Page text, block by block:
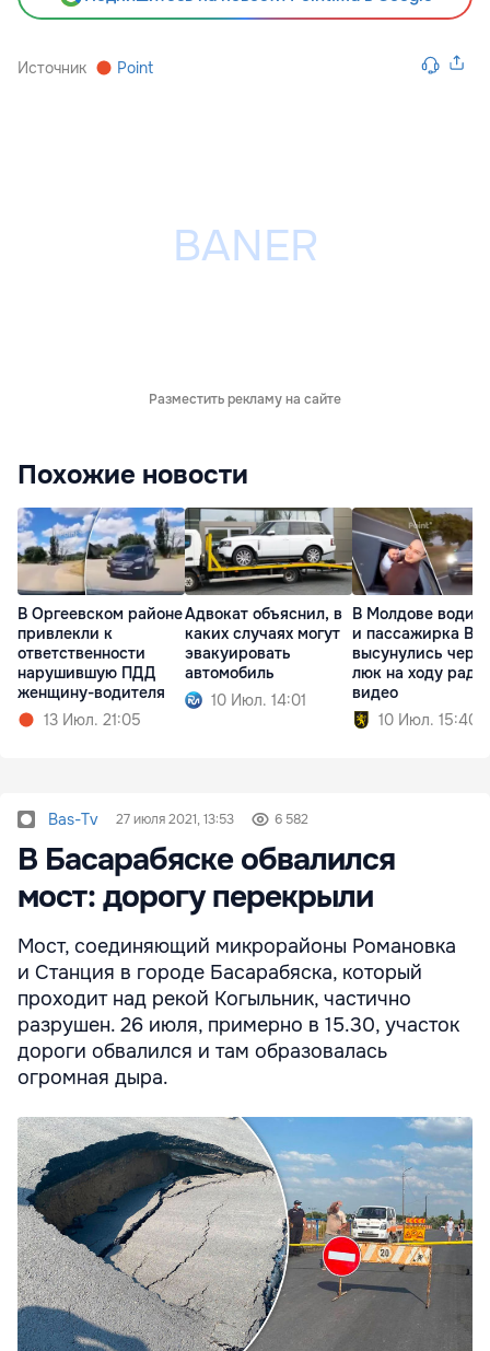
Источник Point
Разместить рекламу на сайте
Похожие новости
В Оргеевском районе
привлекли к
ответственности
нарушившую ПДД
женщину-водителя
13 Июл. 21:05
Адвокат объяснил, в
каких случаях могут
эвакуировать
автомобиль
10 Июл. 14:01
В Молдове
и пассажирка
высунулись через
люк на ходу ради
видео
10 Июл. 15:40
Bas-Tv 27 июля 2021, 13:53 6 582
В Басарабяске обвалился
мост: дорогу перекрыли
Мост, соединяющий микрорайоны Романовка
и Станция в городе Басарабяска, который
проходит над рекой Когыльник, частично
разрушен. 26 июля, примерно в 15.30, участок
дороги обвалился и там образовалась
огромная дыра.